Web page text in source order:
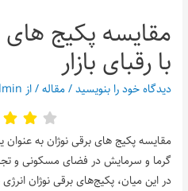
مقایسه پکیج‌ های
با رقبای بازار
دیدگاه‌ خود را بنویسید/مقاله/ از
مقایسه پکیج‌ های برقی نوژان به
گرما و سرمایش در فضای مسکونی و
در این میان، پکیج‌های برقی نوژان انرژی